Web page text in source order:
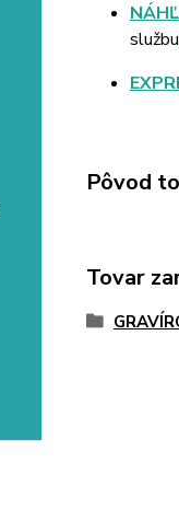
službu
Pôvod
Tovar